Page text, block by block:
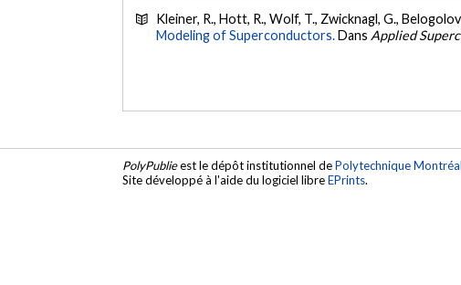
Kleiner, R., Hott, R., Wolf, T., Zwicknagl, G.,
Modeling of Superconductors.Dans Applied
PolyPublieest le dépôt institutionnel dePolytechnique
Site développé à l'aide du logiciel libreEPrints.